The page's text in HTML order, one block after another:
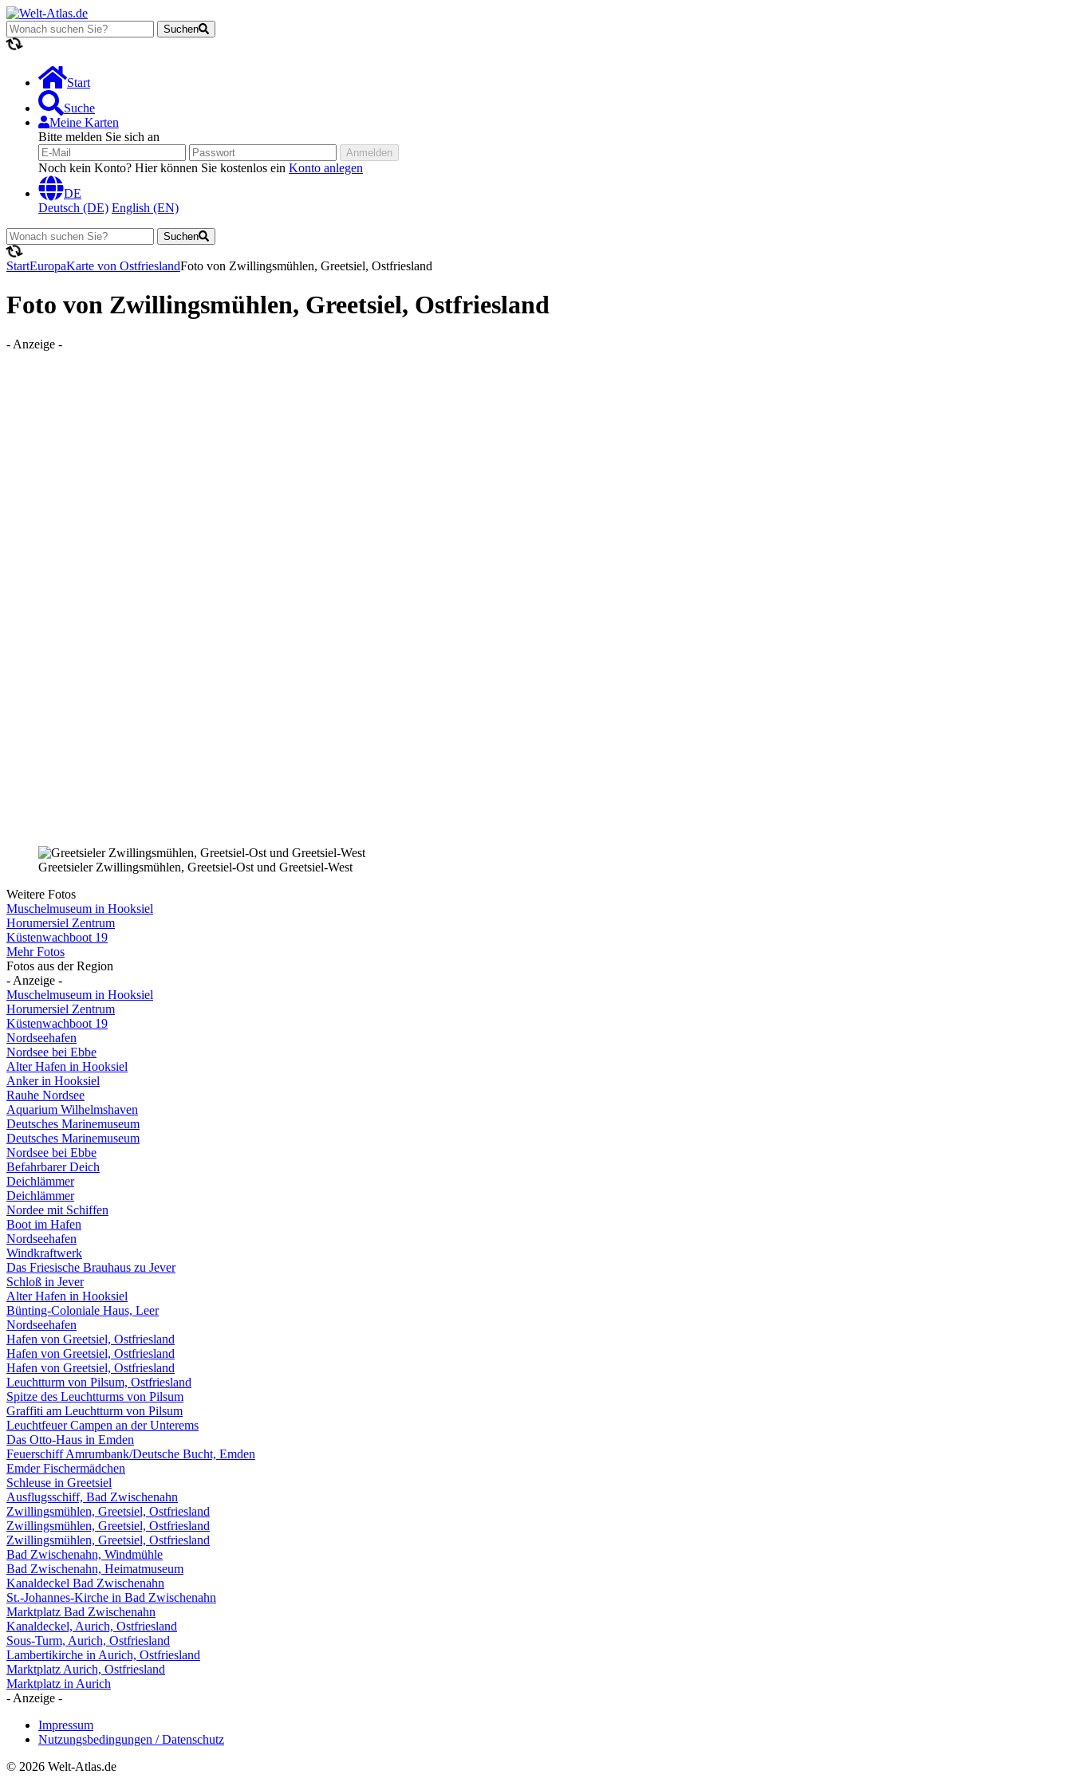
Suchen
Lädt...
Start
Suche
Meine Karten
Bitte melden Sie sich an
Anmelden
Noch kein Konto? Hier können Sie kostenlos ein Konto anlegen
DE
Deutsch (DE) English (EN)
Suchen
Lädt...
StartEuropaKarte von OstfrieslandFoto von Zwillingsmühlen, Greetsiel, Ostfriesland
Foto von Zwillingsmühlen, Greetsiel, Ostfriesland
- Anzeige -
Greetsieler Zwillingsmühlen, Greetsiel-Ost und Greetsiel-West
Weitere Fotos
Muschelmuseum in Hooksiel
Horumersiel Zentrum
Küstenwachboot 19
Mehr Fotos
Fotos aus der Region
- Anzeige -
Muschelmuseum in Hooksiel
Horumersiel Zentrum
Küstenwachboot 19
Nordseehafen
Nordsee bei Ebbe
Alter Hafen in Hooksiel
Anker in Hooksiel
Rauhe Nordsee
Aquarium Wilhelmshaven
Deutsches Marinemuseum
Deutsches Marinemuseum
Nordsee bei Ebbe
Befahrbarer Deich
Deichlämmer
Deichlämmer
Nordee mit Schiffen
Boot im Hafen
Nordseehafen
Windkraftwerk
Das Friesische Brauhaus zu Jever
Schloß in Jever
Alter Hafen in Hooksiel
Bünting-Coloniale Haus, Leer
Nordseehafen
Hafen von Greetsiel, Ostfriesland
Hafen von Greetsiel, Ostfriesland
Hafen von Greetsiel, Ostfriesland
Leuchtturm von Pilsum, Ostfriesland
Spitze des Leuchtturms von Pilsum
Graffiti am Leuchtturm von Pilsum
Leuchtfeuer Campen an der Unterems
Das Otto-Haus in Emden
Feuerschiff Amrumbank/Deutsche Bucht, Emden
Emder Fischermädchen
Schleuse in Greetsiel
Ausflugsschiff, Bad Zwischenahn
Zwillingsmühlen, Greetsiel, Ostfriesland
Zwillingsmühlen, Greetsiel, Ostfriesland
Zwillingsmühlen, Greetsiel, Ostfriesland
Bad Zwischenahn, Windmühle
Bad Zwischenahn, Heimatmuseum
Kanaldeckel Bad Zwischenahn
St.-Johannes-Kirche in Bad Zwischenahn
Marktplatz Bad Zwischenahn
Kanaldeckel, Aurich, Ostfriesland
Sous-Turm, Aurich, Ostfriesland
Lambertikirche in Aurich, Ostfriesland
Marktplatz Aurich, Ostfriesland
Marktplatz in Aurich
- Anzeige -
Impressum
Nutzungsbedingungen / Datenschutz
© 2026 Welt-Atlas.de